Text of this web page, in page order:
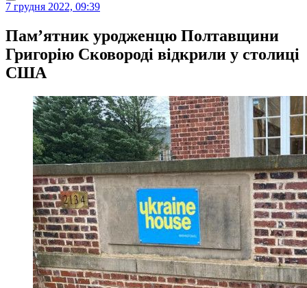
7 грудня 2022, 09:39
Пам’ятник уродженцю Полтавщини
Григорію Сковороді відкрили у столиці
США